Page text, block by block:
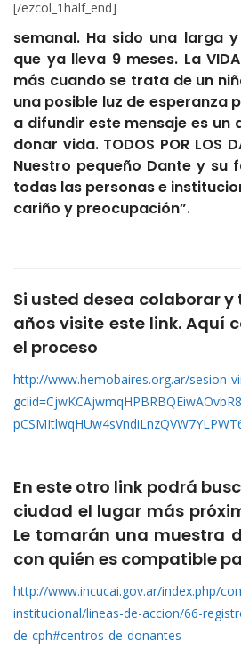
[/ezcol_1half_end]
semanal. Ha sido una larga
que ya lleva 9 meses. La
más cuando se trata de un
una posible luz de esperanza
a difundir este mensaje es un
donar vida. TODOS POR LOS
Nuestro pequeño Dante y su
todas las personas e
cariño y preocupación”.
Si usted desea colaborar y
años visite este link. Aquí
el proceso
http://www.hemobaires.org.ar/sesion-
En este otro link podrá
ciudad el lugar más
Le tomarán una muestra
con quién es compatible
http://www.incucai.gov.ar/index.php/
institucional/lineas-de-accion/66-
de-cph#centros-de-donantes